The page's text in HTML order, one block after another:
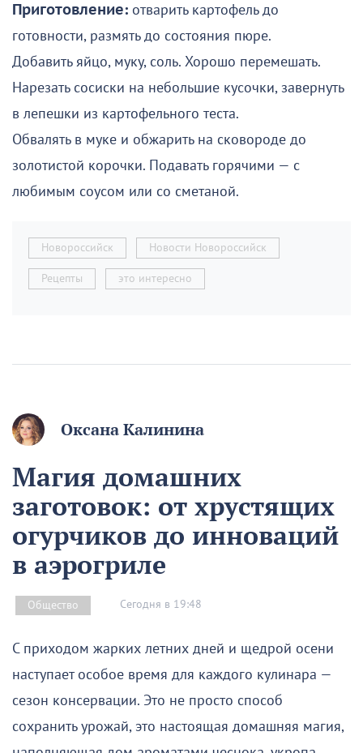
Приготовление: отварить картофель до
готовности, размять до состояния пюре.
Добавить яйцо, муку, соль. Хорошо перемешать.
Нарезать сосиски на небольшие кусочки, завернуть
в лепешки из картофельного теста.
Обвалять в муке и обжарить на сковороде до
золотистой корочки. Подавать горячими — с
любимым соусом или со сметаной.
Новороссийск Новости Новороссийск
Рецепты это интересно
Оксана Калинина
Магия домашних
заготовок: от хрустящих
огурчиков до инноваций
в аэрогриле
Общество Сегодня в 19:48
С приходом жарких летних дней и щедрой осени
наступает особое время для каждого кулинара —
сезон консервации. Это не просто способ
сохранить урожай, это настоящая домашняя магия,